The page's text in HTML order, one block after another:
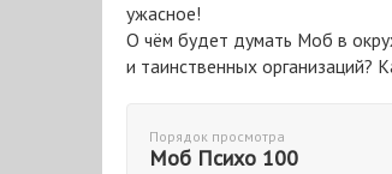
ужасное!
О чём будет думать Моб в
и таинственных организаций?
Порядок просмотра
Моб Психо 100